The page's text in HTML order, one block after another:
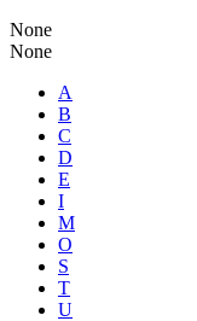
None
None
A
B
C
D
E
I
M
O
S
T
U